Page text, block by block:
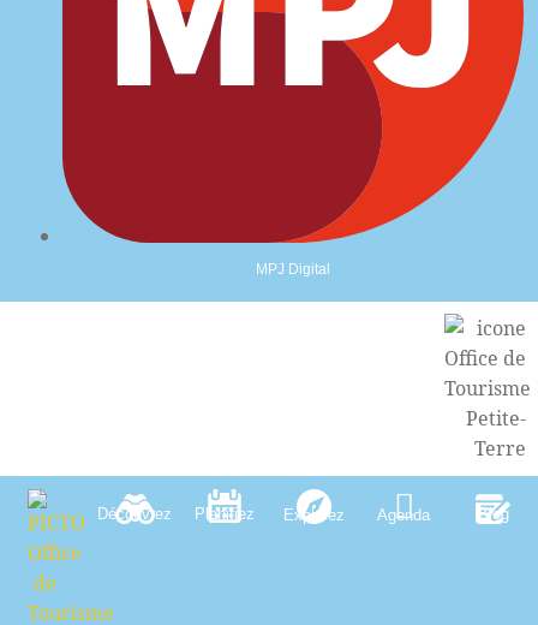
MPJ Digital
Découvrez Planifiez Explorez Agenda Blog